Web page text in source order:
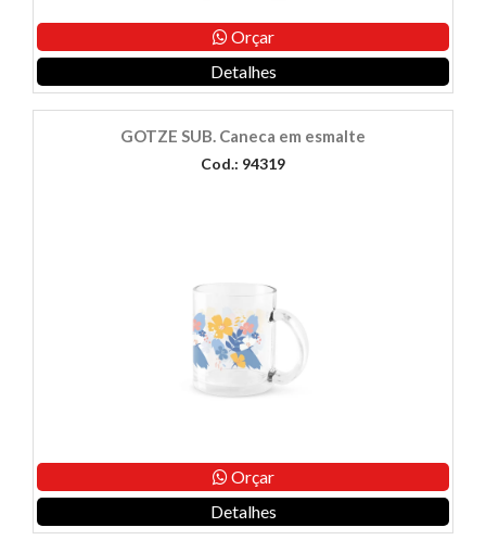
Orçar
Detalhes
GOTZE SUB. Caneca em esmalte
Cod.: 94319
Orçar
Detalhes